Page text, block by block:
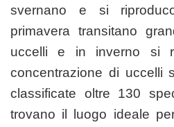
svernano e si
primavera transitano
uccelli e in inverno si
concentrazione di uccelli
classificate oltre 130
trovano il luogo ideale